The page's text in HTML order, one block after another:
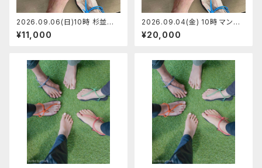
2026.09.06(日)10時 杉並区
阿佐ヶ谷マンサンダルワーク
ショップ 【定員7】ペーサン
¥11,000
2026.09.04(金) 10時 マンサ
ンダル代官山店 マンサンダルワ
ークショップ 【定員7】ひらちゃん
¥20,000